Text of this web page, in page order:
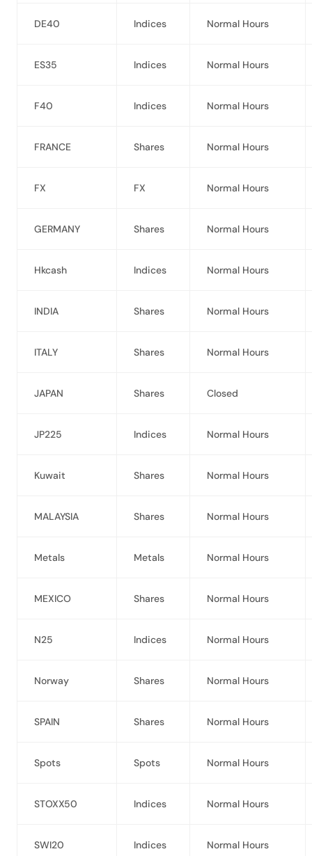
DE40 Indices Normal Hours
ES35 Indices Normal Hours
F40 Indices Normal Hours
FRANCE Shares Normal Hours
FX FX Normal Hours
GERMANY Shares Normal Hours
Hkcash Indices Normal Hours
INDIA Shares Normal Hours
ITALY Shares Normal Hours
JAPAN Shares Closed
JP225 Indices Normal Hours
Kuwait Shares Normal Hours
MALAYSIA Shares Normal Hours
Metals Metals Normal Hours
MEXICO Shares Normal Hours
N25 Indices Normal Hours
Norway Shares Normal Hours
SPAIN Shares Normal Hours
Spots Spots Normal Hours
STOXX50 Indices Normal Hours
SWI20 Indices Normal Hours